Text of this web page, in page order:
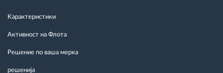
Kарактеристики
Активност на Флота
Решение по ваша мерка
решенија